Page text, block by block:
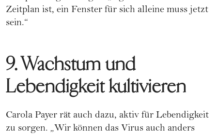
Zeitplan ist, ein Fenster für sich alleine muss jetzt
sein.“
9. Wachstum und
Lebendigkeit kultivieren
Carola Payer rät auch dazu, aktiv für Lebendigkeit
zu sorgen. „Wir können das Virus auch anders